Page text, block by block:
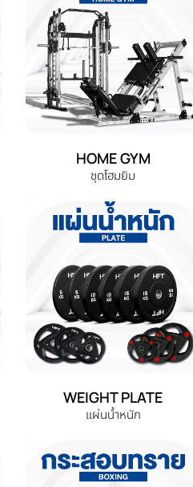
HOME GYM
ชุดโฮมยิม
WEIGHT PLATE
แผ่นน้ำหนัก